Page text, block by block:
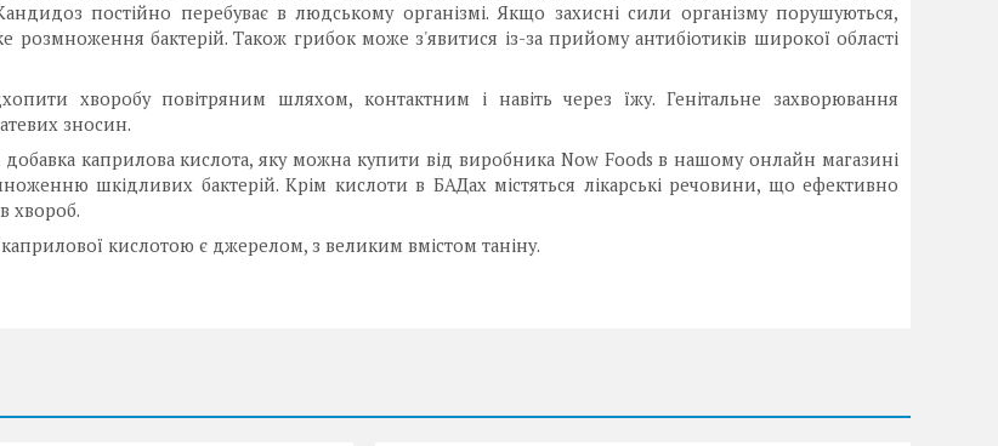
постійно перебуває в людському організмі. Якщо захисні сили організму порушуються,
розмноження бактерій. Також грибок може з'явитися із-за прийому антибіотиків широкої області
хворобу повітряним шляхом, контактним і навіть через їжу. Генітальне захворювання
зносин.
добавка каприлова кислота, яку можна купити від виробника Now Foods в нашому онлайн магазині
шкідливих бактерій. Крім кислоти в БАДах містяться лікарські речовини, що ефективно
хвороб.
каприлової кислотою є джерелом, з великим вмістом таніну.